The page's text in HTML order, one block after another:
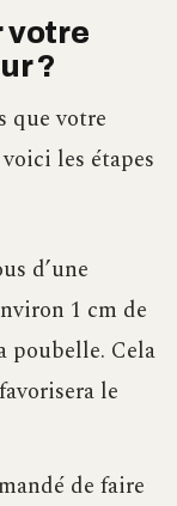
votre
?
que votre
les étapes
d’une
1 cm de
poubelle. Cela
le
de faire